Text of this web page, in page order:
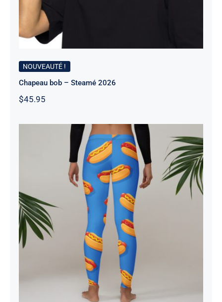
NOUVEAUTÉ !
Chapeau bob – Steamé 2026
$45.95
Leggings – Steamé 2026